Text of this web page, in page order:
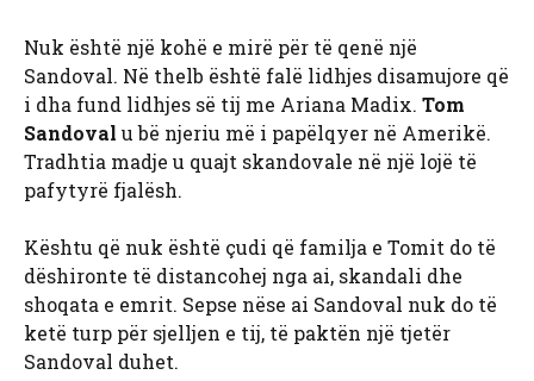
Nuk është një kohë e mirë për të qenë një
Sandoval. Në thelb është falë lidhjes disamujore që
i dha fund lidhjes së tij me Ariana Madix. Tom
Sandoval u bë njeriu më i papëlqyer në Amerikë.
Tradhtia madje u quajt skandovale në një lojë të
pafytyrë fjalësh.
Kështu që nuk është çudi që familja e Tomit do të
dëshironte të distancohej nga ai, skandali dhe
shoqata e emrit. Sepse nëse ai Sandoval nuk do të
ketë turp për sjelljen e tij, të paktën një tjetër
Sandoval duhet.